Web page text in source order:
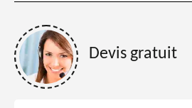
Devis gratuit